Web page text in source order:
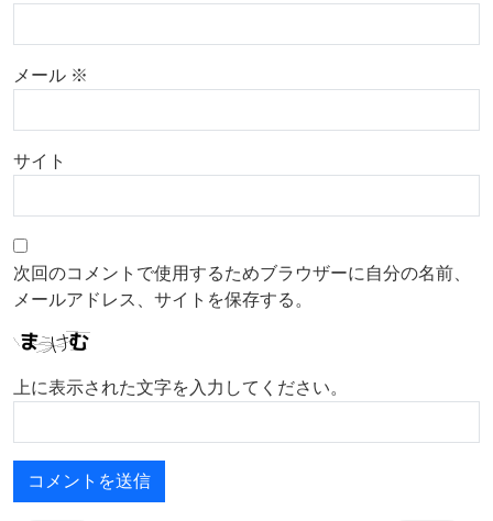
メール ※
サイト
次回のコメントで使用するためブラウザーに自分の名前、
メールアドレス、サイトを保存する。
上に表示された文字を入力してください。